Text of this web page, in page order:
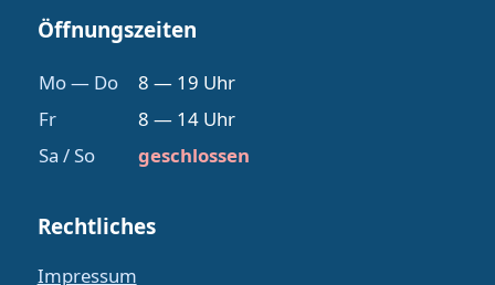
Öffnungszeiten
Mo — Do
8 — 19 Uhr
Fr
8 — 14 Uhr
Sa / So
geschlossen
Rechtliches
Impressum